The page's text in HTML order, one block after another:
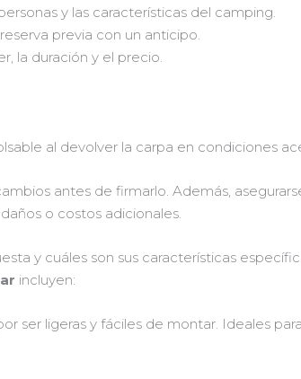
y las características del camping.
previa con un anticipo.
la duración y el precio.
al devolver la carpa en condiciones
antes de firmarlo. Además,
o costos adicionales.
y cuáles son sus características
incluyen:
ser ligeras y fáciles de montar. Ideales